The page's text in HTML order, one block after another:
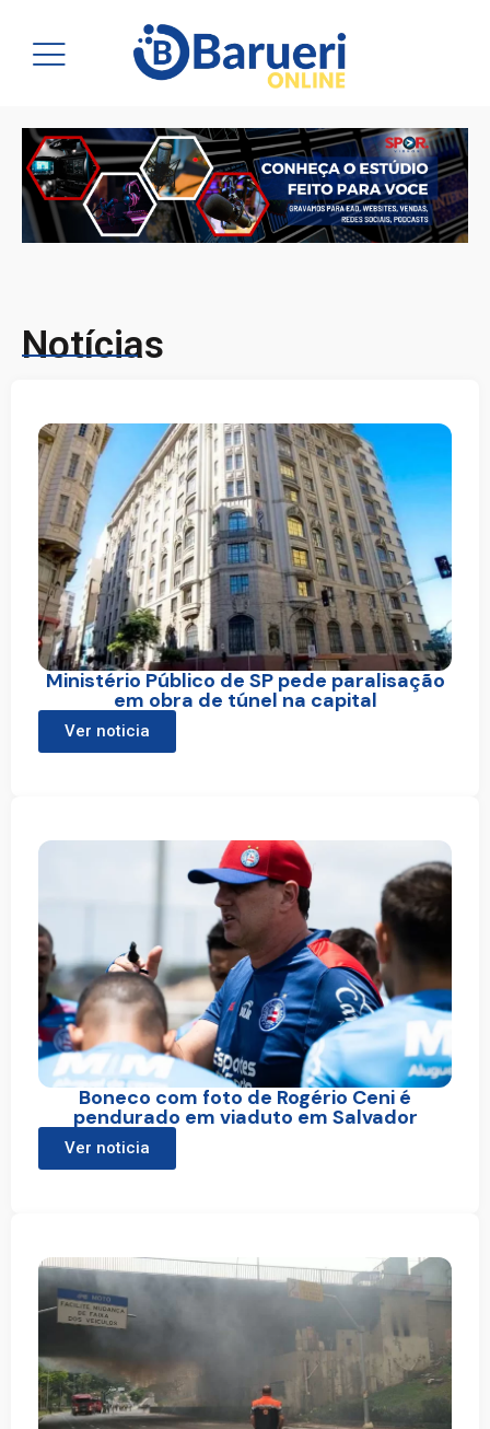
Notícias
Ministério Público de SP pede paralisação
em obra de túnel na capital
Ver noticia
Boneco com foto de Rogério Ceni é
pendurado em viaduto em Salvador
Ver noticia